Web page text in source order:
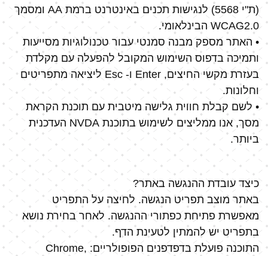
(ת"י 5568) לנגישות תכנים באינטרנט ברמת AA ומסמך
WCAG2.0 הבינלאומי.
• האתר מספק מבנה סמנטי עבור טכנולוגיות מסייעות
ותמיכה בדפוס השימוש המקובל להפעלה עם מקלדת
בעזרת מקשי החיצים, Enter ו- Esc ליציאה מתפריטים
וחלונות.
• לשם קבלת חווית גלישה מיטבית עם תוכנת הקראת
מסך, אנו ממליצים לשימוש בתוכנת NVDA העדכנית
ביותר.
כיצד עובדת ההנגשה באתר?
באתר מוצב תפריט הנגשה. לחיצה על התפריט
מאפשרת פתיחת כפתורי ההנגשה. לאחר בחירת נושא
בתפריט יש להמתין לטעינת הדף.
התוכנה פועלת בדפדפנים הפופולריים: Chrome,